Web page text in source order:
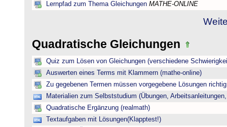
Lernpfad zum Thema Gleichungen MATHE-ONLINE
Quadratische Gleichungen
Quiz zum Lösen von Gleichungen (verschiedene
Auswerten eines Terms mit Klammern (mathe-online)
Zu gegebenen Termen müssen vorgegebene Lösungen
Materialien zum Selbststudium (Übungen,
Quadratische Ergänzung (realmath)
Textaufgaben mit Lösungen(Klapptest!)